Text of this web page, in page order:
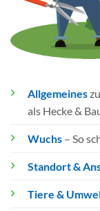
Allgemeines
als Hecke &
Wuchs – So
Standort &
Tiere &